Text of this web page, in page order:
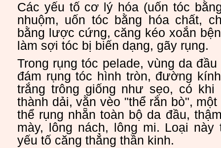
Các yếu tố cơ lý hóa (uốn tóc
nhuộm, uốn tóc bằng hóa chất,
bằng lược cứng, căng kéo xoắn
làm sợi tóc bị biến dạng, gãy rụng.
Trong rụng tóc pelade, vùng da
đám rụng tóc hình tròn, đường
trắng trông giống như sẹo, có khi
thành dải, vằn vèo "thể rắn bò",
thể rụng nhẵn toàn bộ da đầu,
mày, lông nách, lông mi. Loại này
yếu tố căng thẳng thần kinh.